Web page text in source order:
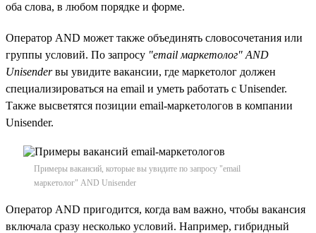
оба слова, в любом порядке и форме.
Оператор AND может также объединять словосочетания или
группы условий. По запросу "email маркетолог" AND
Unisenderвы увидите вакансии, где маркетолог должен
специализироваться на email и уметь работать с Unisender.
Также высветятся позиции email-маркетологов в компании
Unisender.
Примеры вакансий, которые вы увидите по запросу "email
маркетолог" AND Unisender
Оператор AND пригодится, когда вам важно, чтобы вакансия
включала сразу несколько условий. Например, гибридный